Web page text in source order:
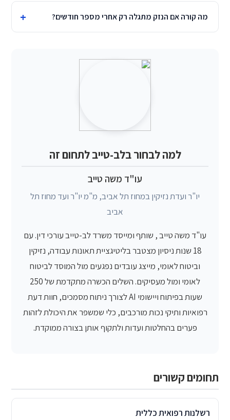
מה קורה אם הנזק מתגלה רק אחרי מספר חודשים?
למה לבחור בלב-טייב לתחום זה
עו"ד משה טייב
יו"ר ועדת נזיקין במחוז תל אביב, מ"מ יו"ר ועד מחוז תל
אביב
עו"ד משה טייב , שותף ומייסד משרד לב-טייב עורכי דין. עם
18 שנות ניסיון מצטבר בליטיגציית תאונות עבודה, נזיקין
וביטוח לאומי, מייצג עובדים נפגעים מול המוסד לביטוח
לאומי ומול מעסיקים. השלים הכשרה מתקדמת של 250
שעות בפיתוח ויישומי AI לצורך ניתוח מסמכים, חוות דעת
רפואיות ותיקי נכות מורכבים, כלי שמשפר את היכולת לזהות
פערים בהחלטות ועדות ולתקוף אותן בצורה ממוקדת.
תחומים קשורים
רשלנות רפואית כללית